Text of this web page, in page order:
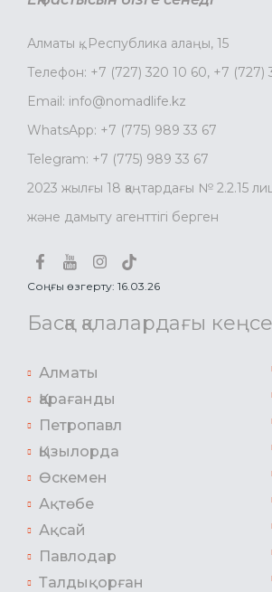
Алматы қ., Республика алаңы, 15
Телефон: +7 (727) 320 10 60, +7 (727)
Email: info@nomadlife.kz
WhatsApp: +7 (775) 989 33 67
Telegram: +7 (775) 989 33 67
2023 жылғы 18 қаңтардағы № 2.2.15
және дамыту агенттігі берген
Соңғы өзгерту: 16.03.26
Басқа қалалардағы
Алматы
Қарағанды
Петропавл
Қызылорда
Өскемен
Ақтөбе
Ақсай
Павлодар
Талдықорған